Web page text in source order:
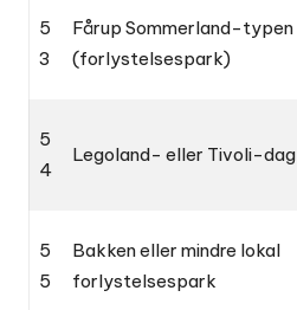
5
3
Fårup Sommerland-typen
(forlystelsespark)
5
4
Legoland- eller Tivoli-dag
5
5
Bakken eller mindre lokal
forlystelsespark